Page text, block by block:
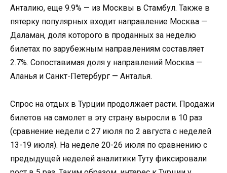
Анталию, еще 9.9% — из Москвы в Стамбул. Также в
пятерку популярных входит направление Москва —
Даламан, доля которого в проданных за неделю
билетах по зарубежным направлениям составляет
2.7%. Сопоставимая доля у направлений Москва —
Аланья и Санкт-Петербург — Анталья.
Спрос на отдых в Турции продолжает расти. Продажи
билетов на самолет в эту страну выросли в 10 раз
(сравнение недели с 27 июля по 2 августа с неделей
13-19 июля). На неделе 20-26 июля по сравнению с
предыдущей неделей аналитики Туту фиксировали